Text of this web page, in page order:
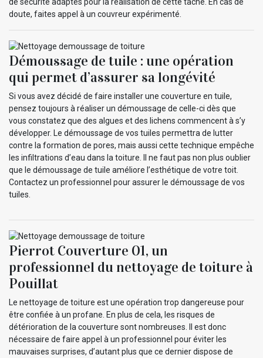
doute, faites appel à un couvreur expérimenté.
Démoussage de tuile : une opération
qui permet d’assurer sa longévité
Si vous avez décidé de faire installer une couverture en tuile,
pensez toujours à réaliser un démoussage de celle-ci dès que
vous constatez que des algues et des lichens commencent à s’y
développer. Le démoussage de vos tuiles permettra de lutter
contre la formation de pores, mais aussi cette technique empêche
les infiltrations d’eau dans la toiture. Il ne faut pas non plus oublier
que le démoussage de tuile améliore l’esthétique de votre toit.
Contactez un professionnel pour assurer le démoussage de vos
tuiles.
Pierrot Couverture 01, un
professionnel du nettoyage de toiture à
Pouillat
Le nettoyage de toiture est une opération trop dangereuse pour
être confiée à un profane. En plus de cela, les risques de
détérioration de la couverture sont nombreuses. Il est donc
nécessaire de faire appel à un professionnel pour éviter les
mauvaises surprises, d’autant plus que ce dernier dispose de